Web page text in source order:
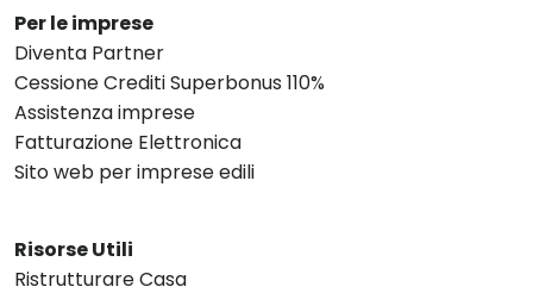
Per le imprese
Diventa Partner
Cessione Crediti Superbonus 110%
Assistenza imprese
Fatturazione Elettronica
Sito web per imprese edili
Risorse Utili
Ristrutturare Casa